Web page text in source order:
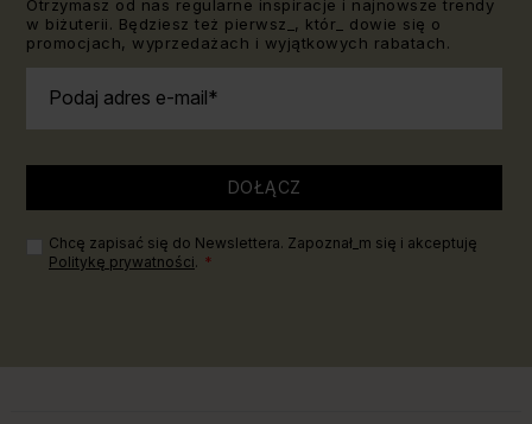
Otrzymasz od nas regularne inspiracje i najnowsze trendy
w biżuterii. Będziesz też pierwsz_, któr_ dowie się o
promocjach, wyprzedażach i wyjątkowych rabatach.
Podaj adres e-mail
DOŁĄCZ
Chcę zapisać się do Newslettera. Zapoznał_m się i akceptuję
Politykę prywatności.